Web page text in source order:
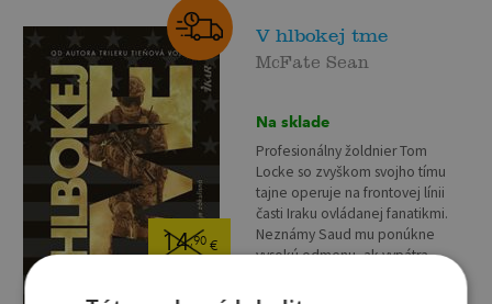
14,90 €
V hlbokej tme
McFate Sean
Na sklade
Profesionálny žoldnier Tom
Locke so zvyškom svojho tímu
tajne operuje na frontovej línii
časti Iraku ovládanej fanatikmi.
Neznámy Saud mu ponúkne
vysokú odmenu, ak vypátra,...